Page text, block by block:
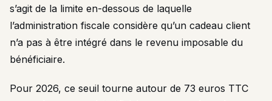
s’agit de la limite en-dessous de laquelle
l’administration fiscale considère qu’un cadeau client
n’a pas à être intégré dans le revenu imposable du
bénéficiaire.
Pour 2026, ce seuil tourne autour de 73 euros TTC